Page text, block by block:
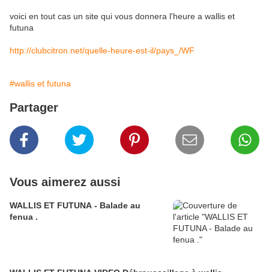
voici en tout cas un site qui vous donnera l'heure a wallis et
futuna
http://clubcitron.net/quelle-heure-est-il/pays_/WF
#wallis et futuna
Partager
Vous aimerez aussi
WALLIS ET FUTUNA - Balade au
fenua .